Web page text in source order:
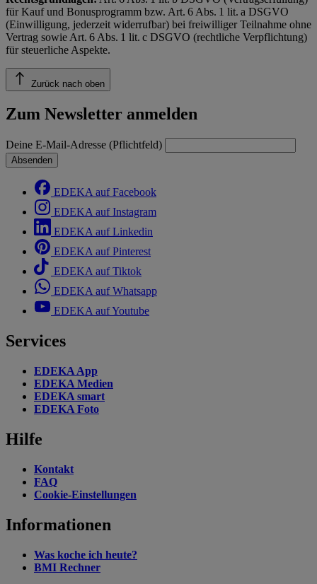
für Kauf und Bonusprogramm bzw. Art. 6 Abs. 1 lit. a DSGVO
(Einwilligung, jederzeit widerrufbar) bei freiwilliger Teilnahme ohne
Vertrag sowie Art. 6 Abs. 1 lit. c DSGVO (rechtliche Verpflichtung)
für steuerliche Aspekte.
Zurück nach oben
Zum Newsletter anmelden
Deine E-Mail-Adresse (Pflichtfeld)
Absenden
EDEKA auf Facebook
EDEKA auf Instagram
EDEKA auf Linkedin
EDEKA auf Pinterest
EDEKA auf Tiktok
EDEKA auf Whatsapp
EDEKA auf Youtube
Services
EDEKA App
EDEKA Medien
EDEKA smart
EDEKA Foto
Hilfe
Kontakt
FAQ
Cookie-Einstellungen
Informationen
Was koche ich heute?
BMI Rechner